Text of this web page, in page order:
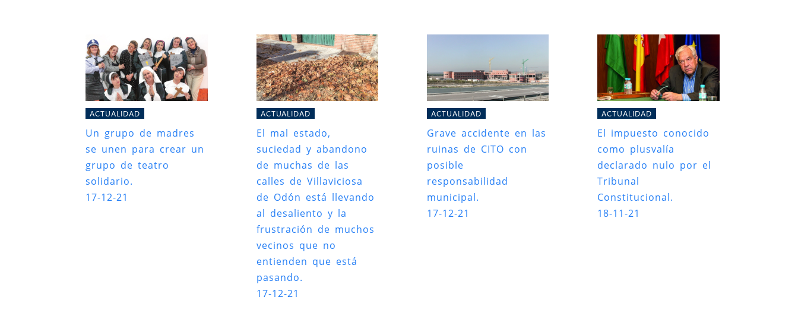
ACTUALIDAD
Un grupo de madres
se unen para crear un
grupo de teatro
solidario.
17-12-21
ACTUALIDAD
El mal estado,
suciedad y abandono
de muchas de las
calles de Villaviciosa
de Odón está llevando
al desaliento y la
frustración de muchos
vecinos que no
entienden que está
pasando.
17-12-21
ACTUALIDAD
Grave accidente en las
ruinas de CITO con
posible
responsabilidad
municipal.
17-12-21
ACTUALIDAD
El impuesto conocido
como plusvalía
declarado nulo por el
Tribunal
Constitucional.
18-11-21